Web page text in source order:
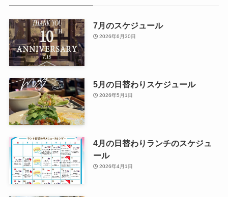
7月のスケジュール
2026年6月30日
5月の日替わりスケジュール
2026年5月1日
4月の日替わりランチのスケジュ
ール
2026年4月1日